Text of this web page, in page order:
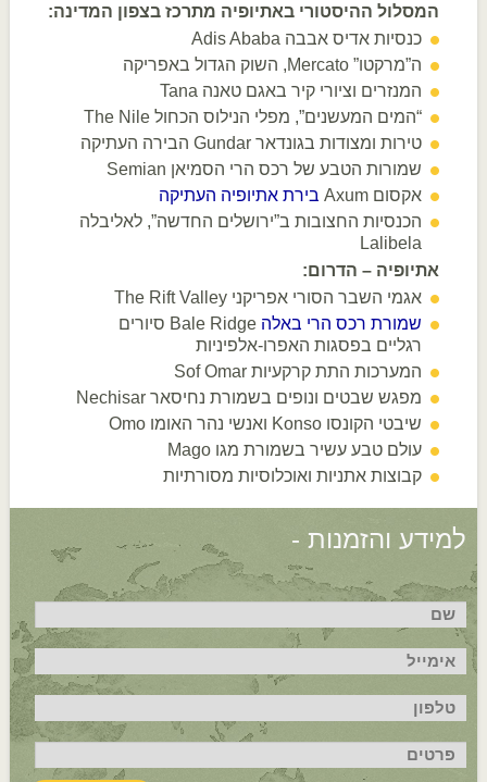
המסלול ההיסטורי באתיופיה מתרכז בצפון המדינה:
כנסיות אדיס אבבה Adis Ababa
ה”מרקטו” Mercato, השוק הגדול באפריקה
המנזרים וציורי קיר באגם טאנה Tana
“המים המעשנים”, מפלי הנילוס הכחול The Nile
טירות ומצודות בגונדאר Gundar הבירה העתיקה
שמורות הטבע של רכס הרי הסמיאן Semian
אקסום Axum
בירת אתיופיה העתיקה
הכנסיות החצובות ב”ירושלים החדשה”, לאליבלה
Lalibela
אתיופיה – הדרום:
אגמי השבר הסורי אפריקני The Rift Valley
שמורת רכס הרי באלה
Bale Ridge סיורים
רגליים בפסגות האפרו-אלפיניות
המערכות התת קרקעיות Sof Omar
מפגש שבטים ונופים בשמורת נחיסאר Nechisar
שיבטי הקונסו Konso ואנשי נהר האומו Omo
עולם טבע עשיר בשמורת מגו Mago
קבוצות אתניות ואוכלוסיות מסורתיות
למידע והזמנות -